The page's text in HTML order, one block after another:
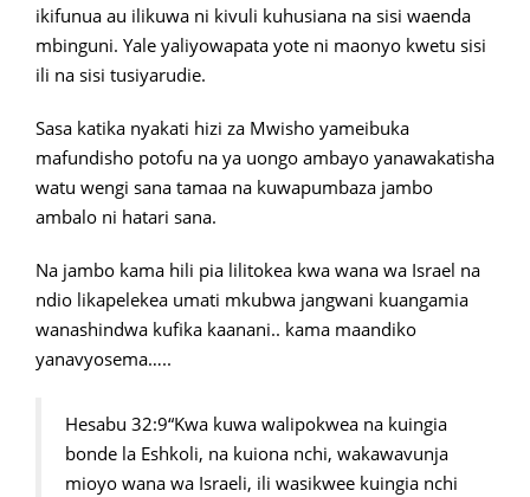
ikifunua au ilikuwa ni kivuli kuhusiana na sisi waenda
mbinguni. Yale yaliyowapata yote ni maonyo kwetu sisi
ili na sisi tusiyarudie.
Sasa katika nyakati hizi za Mwisho yameibuka
mafundisho potofu na ya uongo ambayo yanawakatisha
watu wengi sana tamaa na kuwapumbaza jambo
ambalo ni hatari sana.
Na jambo kama hili pia lilitokea kwa wana wa Israel na
ndio likapelekea umati mkubwa jangwani kuangamia
wanashindwa kufika kaanani.. kama maandiko
yanavyosema…..
Hesabu 32:9“Kwa kuwa walipokwea na kuingia
bonde la Eshkoli, na kuiona nchi, wakawavunja
mioyo wana wa Israeli, ili wasikwee kuingia nchi